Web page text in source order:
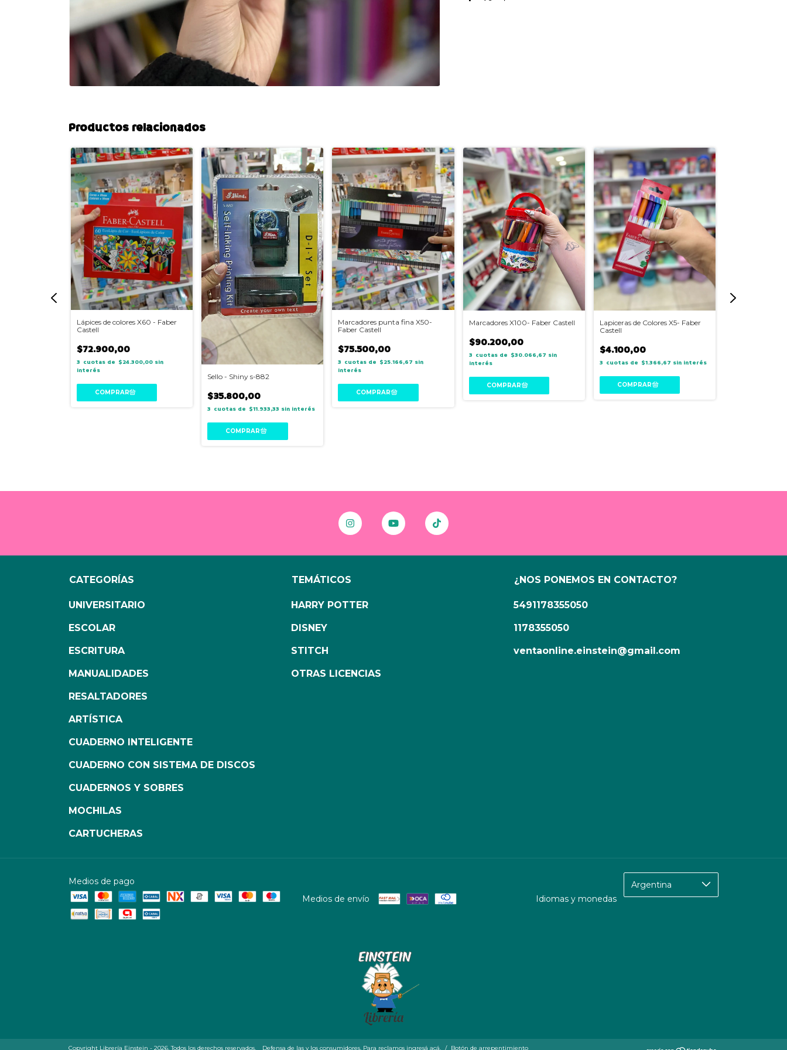
Productos relacionados
Lápices de colores X60 - Faber
Castell
$72.900,00
3 $24.300,00 sin
interés
Sello - Shiny s-882
$35.800,00
3 $11.933,33 sin interés
Marcadores punta fina X50-
Faber Castell
$75.500,00
3 $25.166,67 sin
interés
Marcadores X100- Faber Castell
$90.200,00
3 $30.066,67 sin
interés
Lapiceras de Colores X5- Faber
Castell
$4.100,00
3 $1.366,67 sin interés
CATEGORÍAS
UNIVERSITARIO
ESCOLAR
ESCRITURA
MANUALIDADES
RESALTADORES
ARTÍSTICA
CUADERNO INTELIGENTE
CUADERNO CON SISTEMA DE DISCOS
CUADERNOS Y SOBRES
MOCHILAS
CARTUCHERAS
TEMÁTICOS
HARRY POTTER
DISNEY
STITCH
OTRAS LICENCIAS
¿NOS PONEMOS EN CONTACTO?
5491178355050
1178355050
ventaonline.einstein@gmail.com
Medios de pago
Medios de envío
Idiomas y monedas
Copyright Librería Einstein - 2026. Todos los derechos reservados. Defensa de las y los consumidores. Para reclamos ingresá acá. / Botón de arrepentimiento